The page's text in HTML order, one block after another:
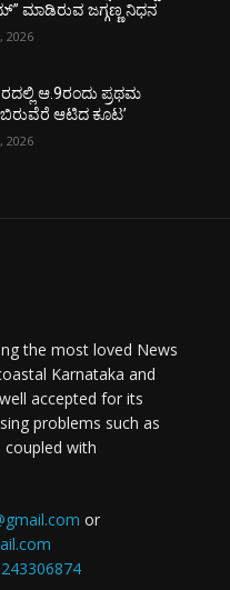
ಮಾಡಿರುವ ಜಗ್ಗಣ್ಣ ನಿಧನ
2026
ಆ.9ರಂದು ಪ್ರಥಮ
ಆಟಿದ ಕೂಟ’
2026
the most loved News
Karnataka and
accepted for its
problems such as
with
or